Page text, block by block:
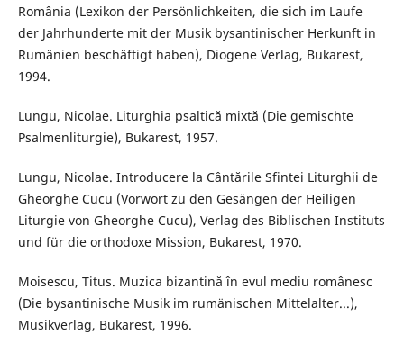
România (Lexikon der Persönlichkeiten, die sich im Laufe
der Jahrhunderte mit der Musik bysantinischer Herkunft in
Rumänien beschäftigt haben), Diogene Verlag, Bukarest,
1994.
Lungu, Nicolae. Liturghia psaltică mixtă (Die gemischte
Psalmenliturgie), Bukarest, 1957.
Lungu, Nicolae. Introducere la Cântările Sfintei Liturghii de
Gheorghe Cucu (Vorwort zu den Gesängen der Heiligen
Liturgie von Gheorghe Cucu), Verlag des Biblischen Instituts
und für die orthodoxe Mission, Bukarest, 1970.
Moisescu, Titus. Muzica bizantină în evul mediu românesc
(Die bysantinische Musik im rumänischen Mittelalter...),
Musikverlag, Bukarest, 1996.